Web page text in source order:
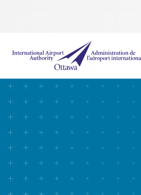
Administration de l’aéroport